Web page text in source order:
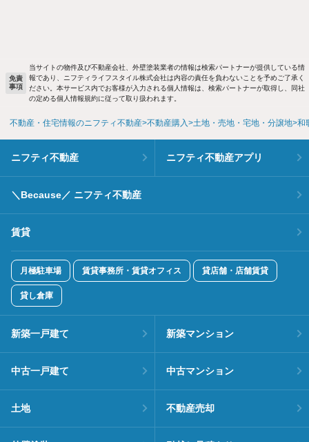
免責
事項
当サイトの物件及び不動産会社、外壁塗装業者の情報は検索パートナーが提供している情
報であり、ニフティライフスタイル株式会社は内容の責任を負わないことを予めご了承く
ださい。本サービス内でお客様が入力される個人情報は、検索パートナーが取得し、同社
の定める個人情報規約に従って取り扱われます。
不動産・住宅情報のニフティ不動産 不動産購入 土地・売地・宅地・分譲地 和
ニフティ不動産 ニフティ不動産アプリ
＼Because／ ニフティ不動産
賃貸
月極駐車場 賃貸事務所・賃貸オフィス 貸店舗・店舗賃貸
貸し倉庫
新築一戸建て 新築マンション
中古一戸建て 中古マンション
土地 不動産売却